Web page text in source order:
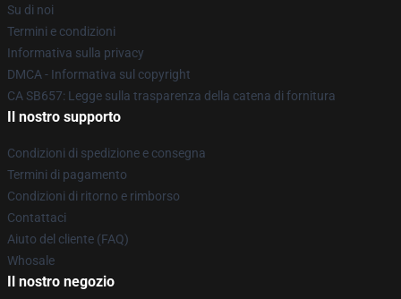
Su di noi
Termini e condizioni
Informativa sulla privacy
DMCA - Informativa sul copyright
CA SB657: Legge sulla trasparenza della catena di fornitura
Il nostro supporto
Condizioni di spedizione e consegna
Termini di pagamento
Condizioni di ritorno e rimborso
Contattaci
Aiuto del cliente (FAQ)
Whosale
Il nostro negozio